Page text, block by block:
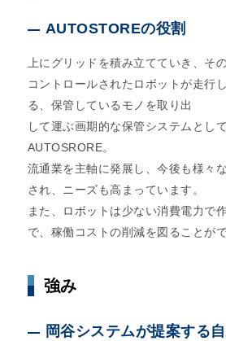
AUTOSTOREの役割
上にグリッドを積み立てていき、そ
コントロールされたロボットが走行
る、保管しているモノを取り出
して運ぶ画期的な保管システムとし
AUTOSRORE。
流通業を主軸に発展し、今後も様々
され、ニーズも高まっています。
また、ロボットは少ない消費電力で
で、稼働コストの削減を図ることがで
強み
岡谷システムが提案する